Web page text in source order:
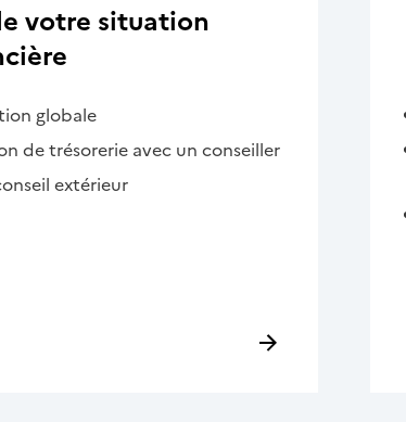
votre situation
globale
de trésorerie avec un conseiller
extérieur